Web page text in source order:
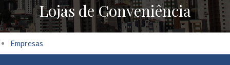
Lojas de Conveniência
Empresas